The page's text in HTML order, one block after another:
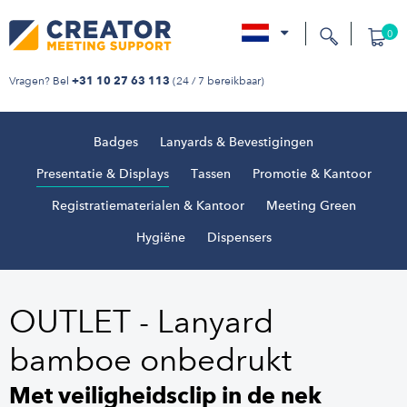
Vragen? Bel +31 10 27 63 113 (24 / 7 bereikbaar)
0
Badges Lanyards & Bevestigingen
Presentatie & Displays Tassen Promotie & Kantoor
Registratiematerialen & Kantoor Meeting Green
Hygiëne Dispensers
OUTLET - Lanyard
bamboe onbedrukt
Met veiligheidsclip in de nek